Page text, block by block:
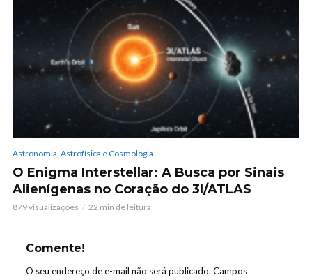
Astronomia, Astrofísica e Cosmologia
O Enigma Interstellar: A Busca por Sinais
Alienígenas no Coração do 3I/ATLAS
879 visualizações 22 min de leitura
Comente!
O seu endereço de e-mail não será publicado. Campos